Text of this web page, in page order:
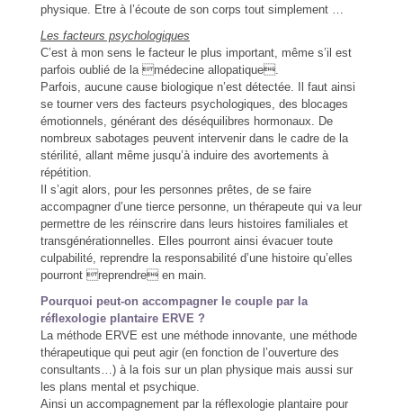
physique. Etre à l’écoute de son corps tout simplement …
Les facteurs psychologiques
C’est à mon sens le facteur le plus important, même s’il est
parfois oublié de la médecine allopatique.
Parfois, aucune cause biologique n’est détectée. Il faut ainsi
se tourner vers des facteurs psychologiques, des blocages
émotionnels, générant des déséquilibres hormonaux. De
nombreux sabotages peuvent intervenir dans le cadre de la
stérilité, allant même jusqu’à induire des avortements à
répétition.
Il s’agit alors, pour les personnes prêtes, de se faire
accompagner d’une tierce personne, un thérapeute qui va leur
permettre de les réinscrire dans leurs histoires familiales et
transgénérationnelles. Elles pourront ainsi évacuer toute
culpabilité, reprendre la responsabilité d’une histoire qu’elles
pourront reprendre en main.
Pourquoi peut-on accompagner le couple par la
réflexologie plantaire ERVE ?
La méthode ERVE est une méthode innovante, une méthode
thérapeutique qui peut agir (en fonction de l’ouverture des
consultants…) à la fois sur un plan physique mais aussi sur
les plans mental et psychique.
Ainsi un accompagnement par la réflexologie plantaire pour